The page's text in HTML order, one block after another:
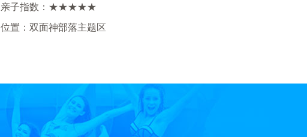
亲子指数：★★★★★
位置：双面神部落主题区